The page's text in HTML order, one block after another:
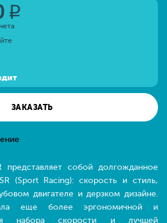
q
ЗАКАЗАТЬ
собой долгожданное
(Sport Racing): скорость и стиль,
двигателе и дерзком дизайне.
еще более эргономичной и
набора скорости и лучшей